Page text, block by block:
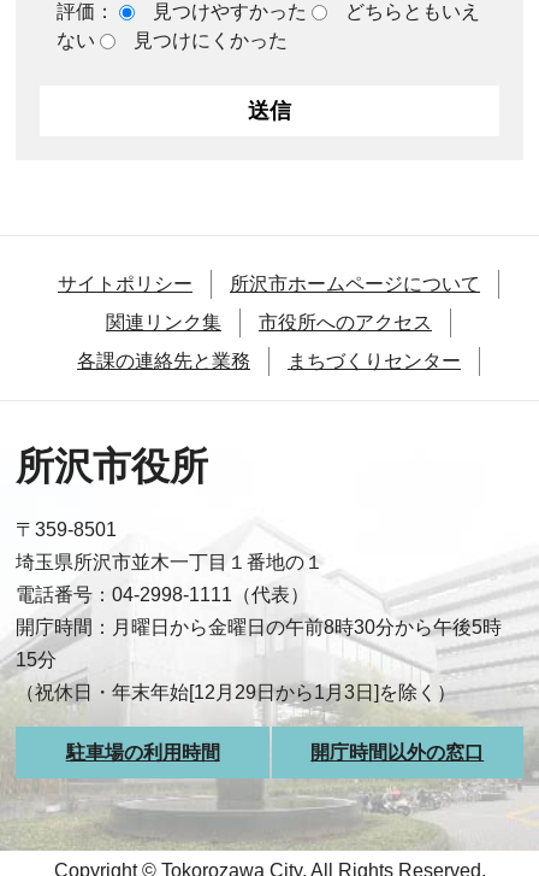
評価：
見つけやすかった
どちらともいえ
ない
見つけにくかった
サイトポリシー
所沢市ホームページについて
関連リンク集
市役所へのアクセス
各課の連絡先と業務
まちづくりセンター
所沢市役所
〒359-8501
埼玉県所沢市並木一丁目１番地の１
電話番号：04-2998-1111（代表）
開庁時間：月曜日から金曜日の午前8時30分から午後5時
15分
（祝休日・年末年始[12月29日から1月3日]を除く）
駐車場の利用時間 開庁時間以外の窓口
Copyright © Tokorozawa City, All Rights Reserved.